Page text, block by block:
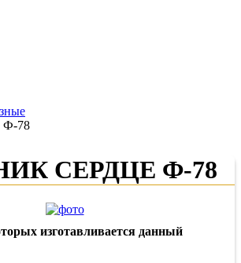
Ф-78
СЕРДЦЕ Ф-78
изготавливается данный